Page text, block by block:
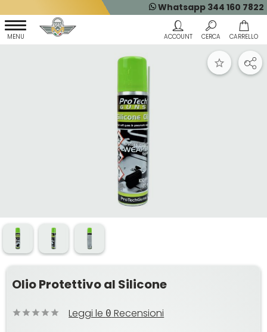
Whatsapp 344 160 7822
Olio Protettivo al Silicone
Leggi le 0 Recensioni